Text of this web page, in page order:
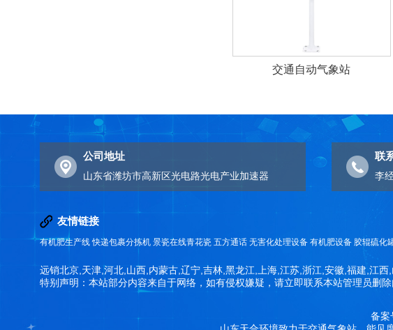
交通自动气象站
公司地址
山东省潍坊市高新区光电路光电产业加速器
联
李
友情链接
有机肥生产线 快递包裹分拣机 景瓷在线青花瓷 五方通话 无害化处理设备 有机肥设备 胶辊硫化
远销北京,天津,河北,山西,内蒙古,辽宁,吉林,黑龙江,上海,江苏,浙江,安徽,福建,江
特别声明：本站部分内容来自于网络，如有侵权嫌疑，请立即联系本站管理员删
备案